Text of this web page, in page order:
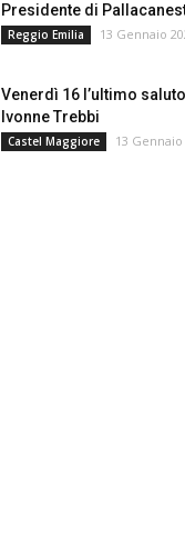
Presidente di
Reggio Emilia 13 Gennaio
Venerdì 16 l’ultimo
Ivonne Trebbi
Castel Maggiore 13 Gennaio